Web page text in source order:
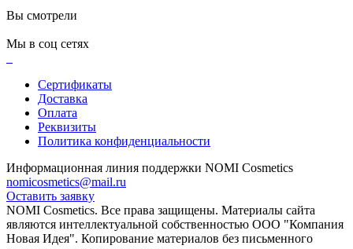
Вы смотрели
Мы в соц сетях
Сертификаты
Доставка
Оплата
Реквизиты
Политика конфиденциальности
Информационная линия поддержки NOMI Сosmetics
nomicosmetics@mail.ru
Оставить заявку
NOMI Сosmetics. Все права защищены. Материалы сайта
являются интеллектуальной собственностью ООО "Компания
Новая Идея". Копирование материалов без письменного